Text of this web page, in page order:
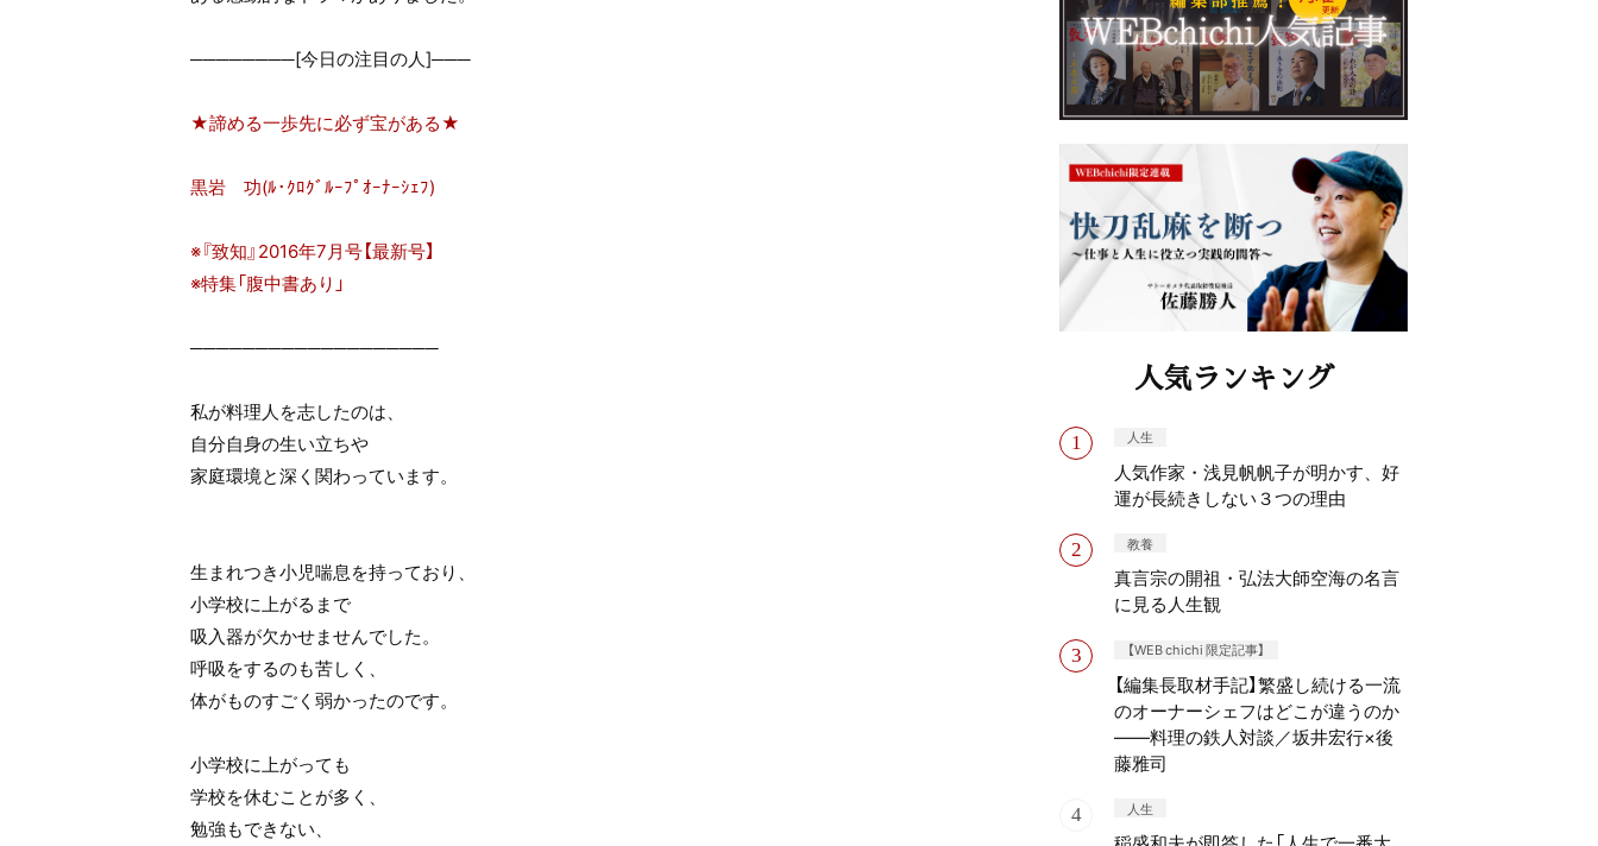
────────[今日の注目の人]───
★諦める一歩先に必ず宝がある★
黒岩 功(ﾙ･ｸﾛｸﾞﾙｰﾌﾟｵｰﾅｰｼｪﾌ)
※『致知』2016年7月号【最新号】
※特集「腹中書あり」
───────────────────
私が料理人を志したのは、
自分自身の生い立ちや
家庭環境と深く関わっています。
生まれつき小児喘息を持っており、
小学校に上がるまで
吸入器が欠かせませんでした。
呼吸をするのも苦しく、
体がものすごく弱かったのです。
小学校に上がっても
学校を休むことが多く、
勉強もできない、
人気ランキング
人生
人気作家・浅見帆帆子が明かす、好
運が長続きしない３つの理由
教養
真言宗の開祖・弘法大師空海の名言
に見る人生観
【WEB chichi 限定記事】
【編集長取材手記】繁盛し続ける一流
のオーナーシェフはどこが違うのか
——料理の鉄人対談／坂井宏行×後
藤雅司
人生